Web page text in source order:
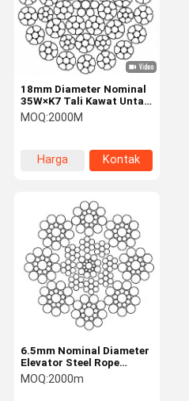
18mm Diameter Nominal
35W×K7 Tali Kawat Untai
Dipadatkan dengan 8
Untai dan Kekuatan Putus
MOQ:2000M
Harga
Kontak
6.5mm Nominal Diameter
Elevator Steel Rope
dengan 8×19S+IWRC
Konstruksi Sesuai dengan
MOQ:2000m